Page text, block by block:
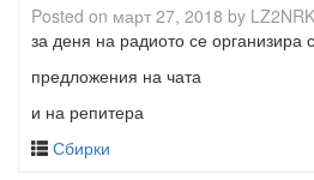
Posted on март 27, 2018 by LZ2NRK
за деня на радиото се организира
предложения на чата
и на репитера
Сбирки